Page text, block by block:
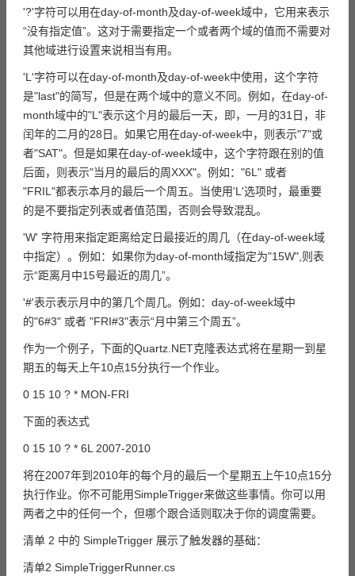
'?'字符可以用在day-of-month及day-of-week域中，它用来表示
“没有指定值”。这对于需要指定一个或者两个域的值而不需要对
其他域进行设置来说相当有用。
'L'字符可以在day-of-month及day-of-week中使用，这个字符
是"last"的简写，但是在两个域中的意义不同。例如，在day-of-
month域中的"L"表示这个月的最后一天，即，一月的31日，非
闰年的二月的28日。如果它用在day-of-week中，则表示"7"或
者"SAT"。但是如果在day-of-week域中，这个字符跟在别的值
后面，则表示"当月的最后的周XXX"。例如："6L" 或者
"FRIL"都表示本月的最后一个周五。当使用'L'选项时，最重要
的是不要指定列表或者值范围，否则会导致混乱。
'W' 字符用来指定距离给定日最接近的周几（在day-of-week域
中指定）。例如：如果你为day-of-month域指定为"15W",则表
示“距离月中15号最近的周几”。
'#'表示表示月中的第几个周几。例如：day-of-week域中
的"6#3" 或者 "FRI#3"表示“月中第三个周五”。
作为一个例子，下面的Quartz.NET克隆表达式将在星期一到星
期五的每天上午10点15分执行一个作业。
0 15 10 ? * MON-FRI
下面的表达式
0 15 10 ? * 6L 2007-2010
将在2007年到2010年的每个月的最后一个星期五上午10点15分
执行作业。你不可能用SimpleTrigger来做这些事情。你可以用
两者之中的任何一个，但哪个跟合适则取决于你的调度需要。
清单 2 中的 SimpleTrigger 展示了触发器的基础：
清单2 SimpleTriggerRunner.cs